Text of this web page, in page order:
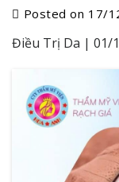
Posted on 17/
Điều Trị Da | 01/